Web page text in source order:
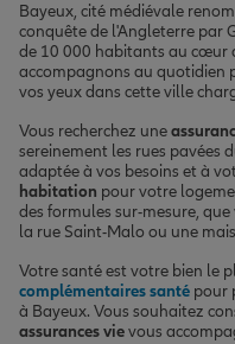
Bayeux, cité médiévale
conquête de l'Angleterre par
de 10 000 habitants au cœur
accompagnons au quotidien
vos yeux dans cette ville
Vous recherchez une
sereinement les rues pavées
adaptée à vos besoins et à
habitation pour votre
des formules sur-mesure,
la rue Saint-Malo ou une
Votre santé est votre bien le
complémentaires santé pour
à Bayeux. Vous souhaitez
assurances vievous